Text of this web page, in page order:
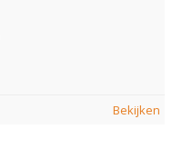
Bekijken